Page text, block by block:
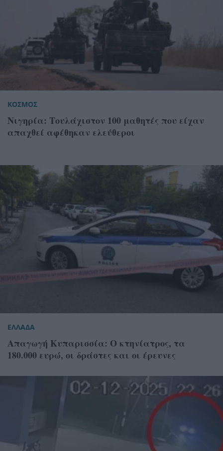
ΚΟΣΜΟΣ
Νιγηρία: Τουλάχιστον 100 μαθητές που είχαν
απαχθεί αφέθηκαν ελεύθεροι
ΕΛΛΑΔΑ
Απαγωγή Κυπαρισσία: Ο κτηνίατρος, τα
180.000 ευρώ, οι δράστες και οι έρευνες